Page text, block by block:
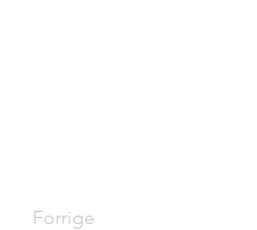
Forrige